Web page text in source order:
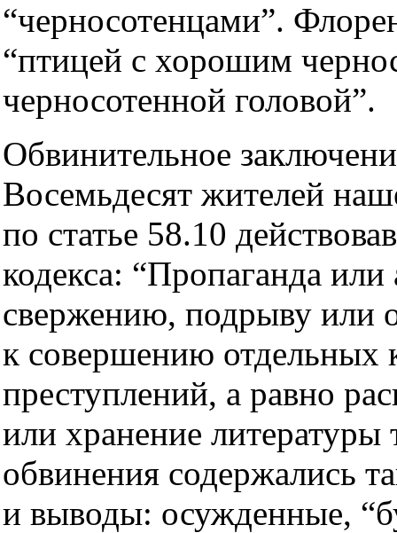
“черносотенцами”.
“птицей с хорошим
черносотенной головой”.
Обвинительное
Восемьдесят жителей
по статье 58.10
кодекса: “Пропаганда
свержению, подрыву или
к совершению отдельных
преступлений, а равно
или хранение литературы
обвинения содержались
и выводы: осужденные,